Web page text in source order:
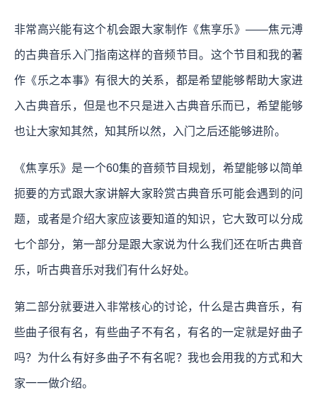
非常高兴能有这个机会跟大家制作《焦享乐》——焦元溥
的古典音乐入门指南这样的音频节目。这个节目和我的著
作《乐之本事》有很大的关系，都是希望能够帮助大家进
入古典音乐，但是也不只是进入古典音乐而已，希望能够
也让大家知其然，知其所以然，入门之后还能够进阶。
《焦享乐》是一个60集的音频节目规划，希望能够以简单
扼要的方式跟大家讲解大家聆赏古典音乐可能会遇到的问
题，或者是介绍大家应该要知道的知识，它大致可以分成
七个部分，第一部分是跟大家说为什么我们还在听古典音
乐，听古典音乐对我们有什么好处。
第二部分就要进入非常核心的讨论，什么是古典音乐，有
些曲子很有名，有些曲子不有名，有名的一定就是好曲子
吗？为什么有好多曲子不有名呢？我也会用我的方式和大
家一一做介绍。